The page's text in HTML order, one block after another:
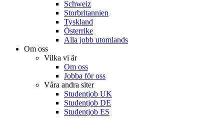
Schweiz
Storbritannien
Tyskland
Österrike
Alla jobb utomlands
Om oss
Vilka vi är
Om oss
Jobba för oss
Våra andra siter
Studentjob UK
Studentjob DE
Studentjob ES